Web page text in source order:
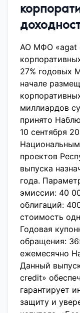
АО МФО «agat
27% годовых
начале
миллиардов
принято
10 сентября
проектов
выпуска
года.
эмиссии: 40
облигаций:
стоимость
Годовая
обращения:
ежемесячно
Данный
credit»
гарантирует
защиту и